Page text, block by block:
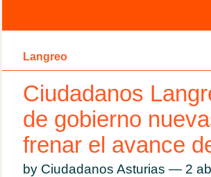
Langreo
Ciudadanos
de gobierno
frenar el avance
by Ciudadanos Asturias — 2